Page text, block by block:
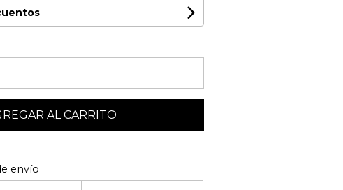
AL CARRITO
envío